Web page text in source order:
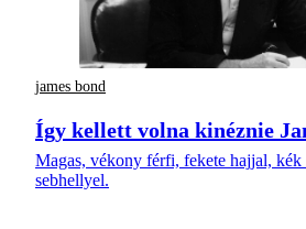
james bond
Így kellett volna kinéznie
Magas, vékony férfi, fekete hajjal, kék
sebhellyel.